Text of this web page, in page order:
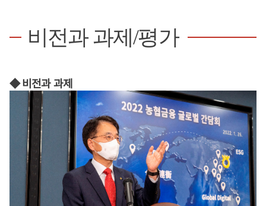
비전과 과제/평가
◆ 비전과 과제